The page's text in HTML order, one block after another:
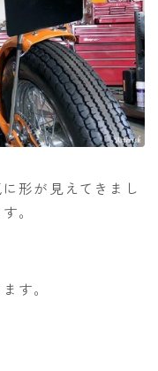
形が見えてきまし
。
す。